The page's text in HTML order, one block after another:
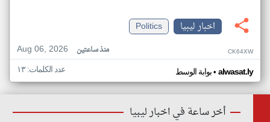
اخبار ليبيا
Politics
Aug 06, 2026
منذ ساعتين CK64XW
بوابة الوسط• alwasat.ly عدد الكلمات: ١٣
أخر ساعة في اخبار ليبيا